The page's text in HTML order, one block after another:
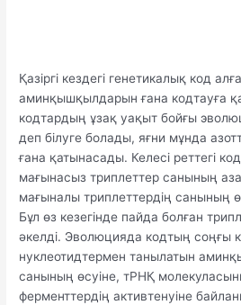
Қазіргі кездегі генетикалық код
аминқышқылдарын ғана кодтауға
кодтардың ұзақ уақыт бойғы
деп білуге болады, яғни мұнда
ғана қатынасады. Келесі реттегі
мағынасыз триплеттер санының
мағыналы триплеттердің санының
Бұл өз кезегінде пайда болған
әкелді. Эволюцияда кодтың соңғы
нуклеотидтермен танылатын
санының өсуіне, тРНҚ
ферменттердің активтенуіне